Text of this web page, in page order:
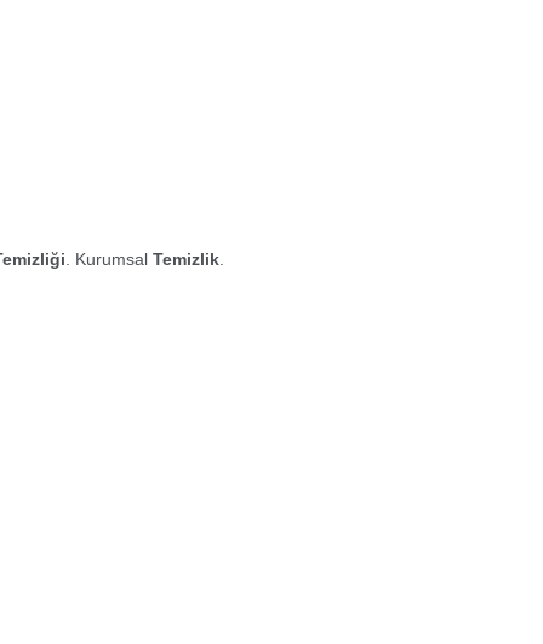
. Kurumsal Temizlik